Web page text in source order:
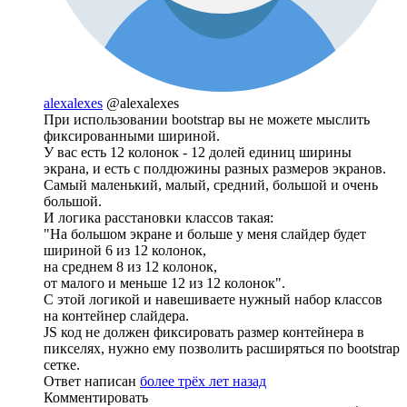
alexalexes @alexalexes
При использовании bootstrap вы не можете мыслить
фиксированными шириной.
У вас есть 12 колонок - 12 долей единиц ширины
экрана, и есть с полдюжины разных размеров экранов.
Самый маленький, малый, средний, большой и очень
большой.
И логика расстановки классов такая:
"На большом экране и больше у меня слайдер будет
шириной 6 из 12 колонок,
на среднем 8 из 12 колонок,
от малого и меньше 12 из 12 колонок".
С этой логикой и навешиваете нужный набор классов
на контейнер слайдера.
JS код не должен фиксировать размер контейнера в
пикселях, нужно ему позволить расширяться по bootstrap
сетке.
Ответ написан более трёх лет назад
Комментировать